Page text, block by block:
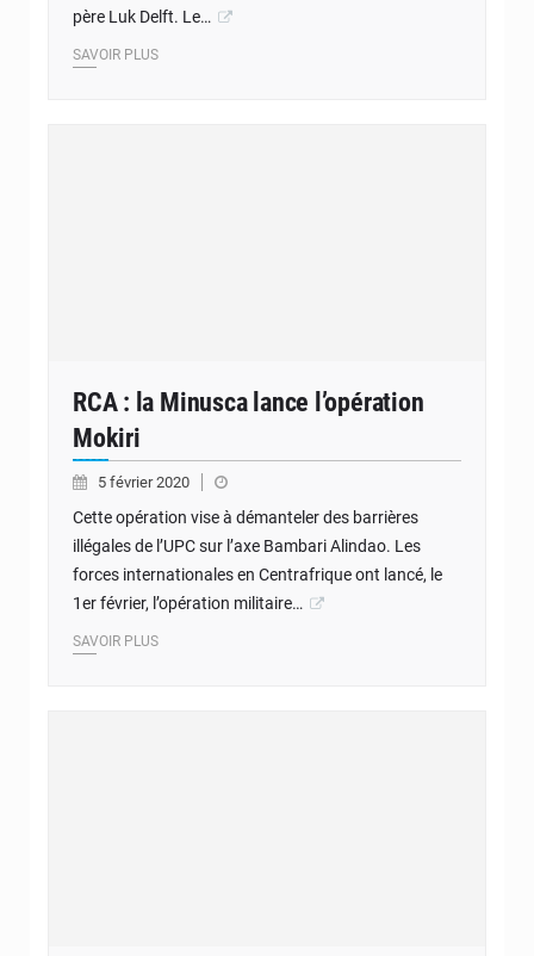
père Luk Delft. Le…
SAVOIR PLUS
RCA : la Minusca lance l’opération
Mokiri
5 février 2020
Cette opération vise à démanteler des barrières
illégales de l’UPC sur l’axe Bambari Alindao. Les
forces internationales en Centrafrique ont lancé, le
1er février, l’opération militaire…
SAVOIR PLUS